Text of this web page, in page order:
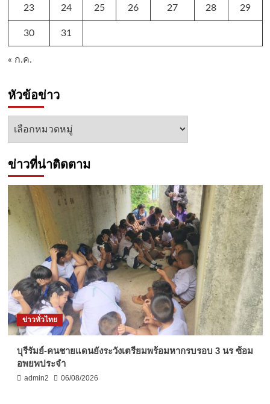
23 24 25 26 27 28 29
30 31
« ก.ค.
หัวข้อข่าว
หัวข้อ
ข่าวที่น่าติดตาม
ข่าวทั่วไทย
บุรีรัมย์-คนชายแดนยังระวังเตรียมพร้อมหากรบรอบ 3 นร ซ้อม
อพยพประจำ
admin2 06/08/2026